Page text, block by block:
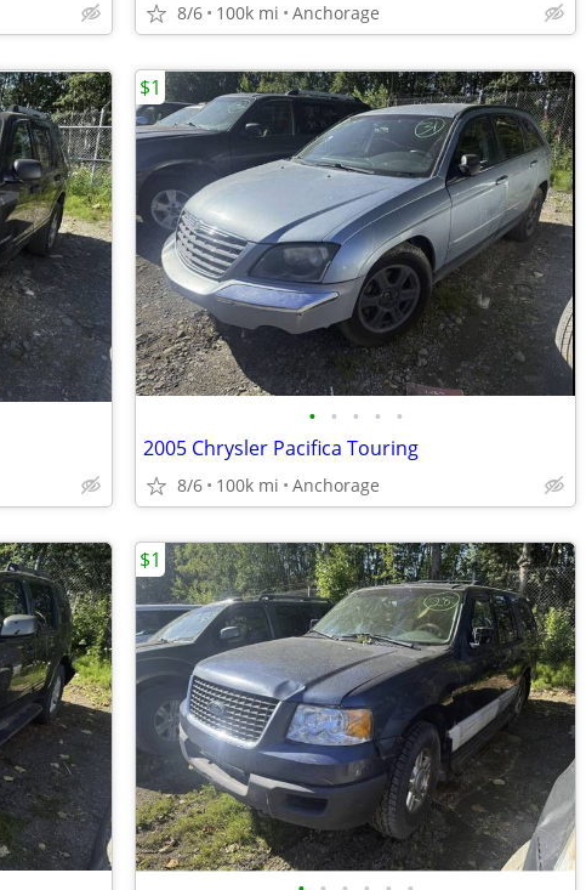
8/6 100k mi Anchorage
• • • • •
2005 Chrysler Pacifica Touring
8/6 100k mi Anchorage
$1
$1